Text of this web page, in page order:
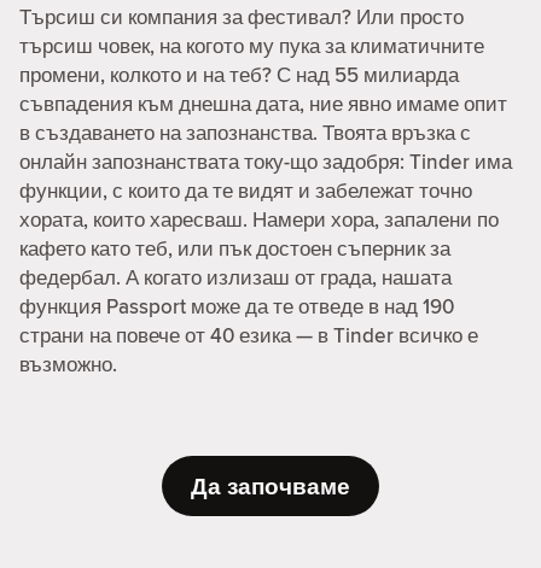
Търсиш си компания за фестивал? Или просто
търсиш човек, на когото му пука за климатичните
промени, колкото и на теб? С над 55 милиарда
съвпадения към днешна дата, ние явно имаме опит
в създаването на запознанства. Твоята връзка с
онлайн запознанствата току-що задобря: Tinder има
функции, с които да те видят и забележат точно
хората, които харесваш. Намери хора, запалени по
кафето като теб, или пък достоен съперник за
федербал. А когато излизаш от града, нашата
функция Passport може да те отведе в над 190
страни на повече от 40 езика — в Tinder всичко е
възможно.
Да започваме